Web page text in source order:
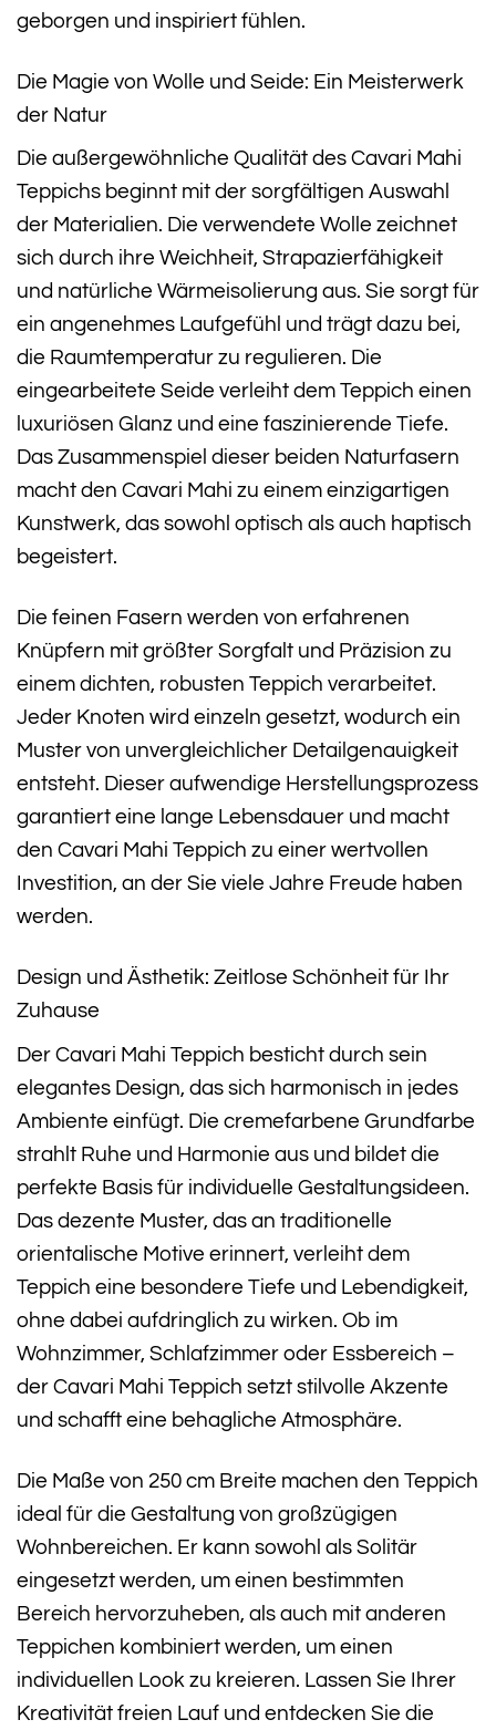
geborgen und inspiriert fühlen.
Die Magie von Wolle und Seide: Ein Meisterwerk
der Natur
Die außergewöhnliche Qualität des Cavari Mahi
Teppichs beginnt mit der sorgfältigen Auswahl
der Materialien. Die verwendete Wolle zeichnet
sich durch ihre Weichheit, Strapazierfähigkeit
und natürliche Wärmeisolierung aus. Sie sorgt für
ein angenehmes Laufgefühl und trägt dazu bei,
die Raumtemperatur zu regulieren. Die
eingearbeitete Seide verleiht dem Teppich einen
luxuriösen Glanz und eine faszinierende Tiefe.
Das Zusammenspiel dieser beiden Naturfasern
macht den Cavari Mahi zu einem einzigartigen
Kunstwerk, das sowohl optisch als auch haptisch
begeistert.
Die feinen Fasern werden von erfahrenen
Knüpfern mit größter Sorgfalt und Präzision zu
einem dichten, robusten Teppich verarbeitet.
Jeder Knoten wird einzeln gesetzt, wodurch ein
Muster von unvergleichlicher Detailgenauigkeit
entsteht. Dieser aufwendige Herstellungsprozess
garantiert eine lange Lebensdauer und macht
den Cavari Mahi Teppich zu einer wertvollen
Investition, an der Sie viele Jahre Freude haben
werden.
Design und Ästhetik: Zeitlose Schönheit für Ihr
Zuhause
Der Cavari Mahi Teppich besticht durch sein
elegantes Design, das sich harmonisch in jedes
Ambiente einfügt. Die cremefarbene Grundfarbe
strahlt Ruhe und Harmonie aus und bildet die
perfekte Basis für individuelle Gestaltungsideen.
Das dezente Muster, das an traditionelle
orientalische Motive erinnert, verleiht dem
Teppich eine besondere Tiefe und Lebendigkeit,
ohne dabei aufdringlich zu wirken. Ob im
Wohnzimmer, Schlafzimmer oder Essbereich –
der Cavari Mahi Teppich setzt stilvolle Akzente
und schafft eine behagliche Atmosphäre.
Die Maße von 250 cm Breite machen den Teppich
ideal für die Gestaltung von großzügigen
Wohnbereichen. Er kann sowohl als Solitär
eingesetzt werden, um einen bestimmten
Bereich hervorzuheben, als auch mit anderen
Teppichen kombiniert werden, um einen
individuellen Look zu kreieren. Lassen Sie Ihrer
Kreativität freien Lauf und entdecken Sie die